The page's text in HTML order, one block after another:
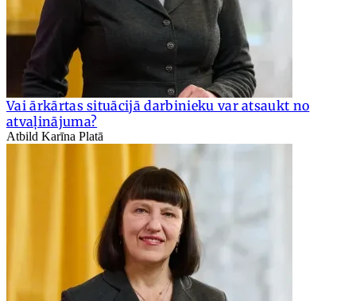
Vai ārkārtas situācijā darbinieku var atsaukt no
atvaļinājuma?
Atbild Karīna Platā